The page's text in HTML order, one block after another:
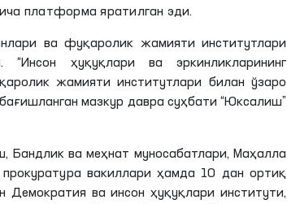
платформа яратилган эди.
ва фуқаролик жамияти институтлари
“Инсон ҳуқуқлари ва эркинликларининг
жамияти институтлари билан ўзаро
бағишланган мазкур давра суҳбати “Юксалиш”
Бандлик ва меҳнат муносабатлари, Маҳалла
вакиллари ҳамда 10 дан ортиқ
ва инсон ҳуқуқлари институти,